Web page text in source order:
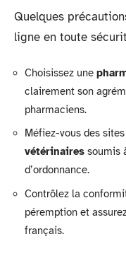
Quelques
ligne en toute
Choisissez une
clairement son
pharmaciens.
Méfiez-vous des
vétérinaires soumis
d’ordonnance.
Contrôlez la
péremption et
français.